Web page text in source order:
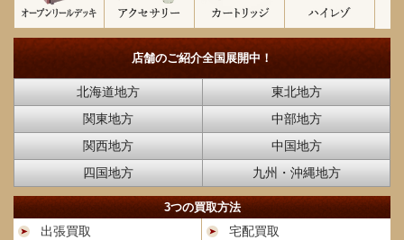
店舗のご紹介全国展開中！
北海道地方
東北地方
関東地方
中部地方
関西地方
中国地方
四国地方
九州・沖縄地方
3つの買取方法
出張買取
宅配買取